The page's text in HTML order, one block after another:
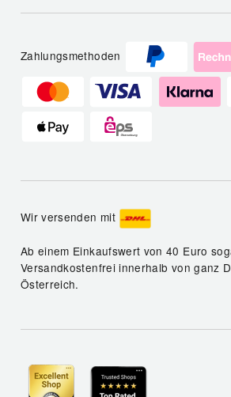
Zahlungsmethoden
Wir versenden mit
Ab einem Einkaufswert von 40 Euro
Versandkostenfrei innerhalb von ganz
Österreich.